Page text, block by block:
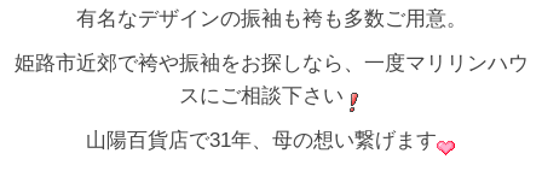
有名なデザインの振袖も袴も多数ご用意。
姫路市近郊で袴や振袖をお探しなら、一度マリリンハウ
スにご相談下さい
山陽百貨店で31年、母の想い繋げます